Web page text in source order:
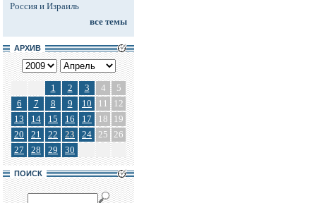
Россия и Израиль
все темы
АРХИВ
1 2 3 4
5
6
7 8 9 10 11
12
13
14 15 16 17 18
19
20
21 22 23 24 25 26
27
28 29 30
ПОИСК